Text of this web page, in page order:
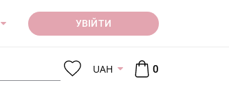
УВІЙТИ
UAH 0